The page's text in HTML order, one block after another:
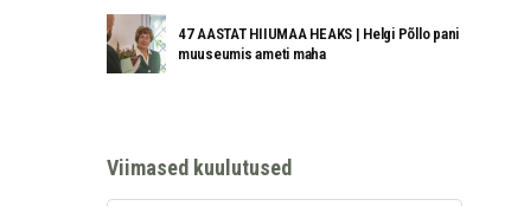
47 AASTAT HIIUMAA HEAKS | Helgi Põllo pani
muuseumis ameti maha
Viimased kuulutused